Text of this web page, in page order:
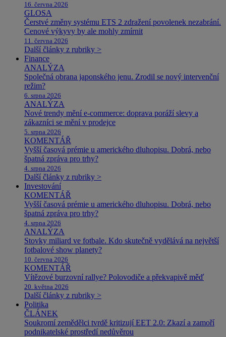
16. června 2026
GLOSA
Čerstvé změny systému ETS 2 zdražení povolenek nezabrání.
Cenové výkyvy by ale mohly zmírnit
11. června 2026
Další články z rubriky >
Finance
ANALÝZA
Společná obrana japonského jenu. Zrodil se nový intervenční
režim?
6. srpna 2026
ANALÝZA
Nové trendy mění e-commerce: doprava poráží slevy a
zákazníci se mění v prodejce
5. srpna 2026
KOMENTÁŘ
Vyšší časová prémie u amerického dluhopisu. Dobrá, nebo
špatná zpráva pro trhy?
4. srpna 2026
Další články z rubriky >
Investování
KOMENTÁŘ
Vyšší časová prémie u amerického dluhopisu. Dobrá, nebo
špatná zpráva pro trhy?
4. srpna 2026
ANALÝZA
Stovky miliard ve fotbale. Kdo skutečně vydělává na největší
fotbalové show planety?
10. června 2026
KOMENTÁŘ
Vítězové burzovní rallye? Polovodiče a překvapivě měď
20. května 2026
Další články z rubriky >
Politika
ČLÁNEK
Soukromí zemědělci tvrdě kritizují EET 2.0: Zkazí a zamoří
podnikatelské prostředí nedůvěrou